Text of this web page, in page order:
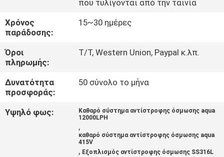
ΕΠΑΦΉ
ΜΕ
ΕΙΔΉΣΕΙΣ
ΖΗΤΉΣΤΕ
ΈΝΑ
ΑΠΌΣΠΑΣΜΑ
που τυλίγονται από την ταινία
Χρόνος
παράδοσης:
15~30 ημέρες
Όροι
πληρωμής:
T/T, Western Union, Paypal κ.λπ.
Δυνατότητα
προσφοράς:
50 σύνολο το μήνα
Υψηλό φως:
Καθαρό σύστημα αντίστροφης όσμωσης aqua
12000LPH
,
καθαρό σύστημα αντίστροφης όσμωσης aqua
415V
, Εξοπλισμός αντίστροφης όσμωσης SS316L